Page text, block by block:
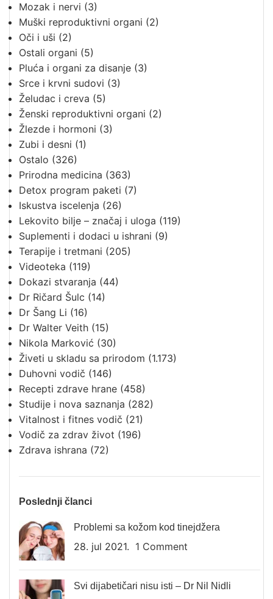
Mozak i nervi (3)
Muški reproduktivni organi (2)
Oči i uši (2)
Ostali organi (5)
Pluća i organi za disanje (3)
Srce i krvni sudovi (3)
Želudac i creva (5)
Ženski reproduktivni organi (2)
Žlezde i hormoni (3)
Zubi i desni (1)
Ostalo (326)
Prirodna medicina (363)
Detox program paketi (7)
Iskustva iscelenja (26)
Lekovito bilje – značaj i uloga (119)
Suplementi i dodaci u ishrani (9)
Terapije i tretmani (205)
Videoteka (119)
Dokazi stvaranja (44)
Dr Ričard Šulc (14)
Dr Šang Li (16)
Dr Walter Veith (15)
Nikola Marković (30)
Živeti u skladu sa prirodom (1.173)
Duhovni vodič (146)
Recepti zdrave hrane (458)
Studije i nova saznanja (282)
Vitalnost i fitnes vodič (21)
Vodič za zdrav život (196)
Zdrava ishrana (72)
Poslednji članci
Problemi sa kožom kod tinejdžera
28. jul 2021. 1 Comment
Svi dijabetičari nisu isti – Dr Nil Nidli